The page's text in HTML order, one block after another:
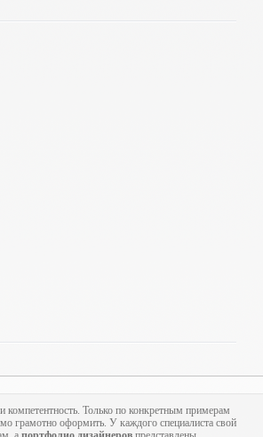
компетентность. Только по конкретным примерам
грамотно оформить. У каждого специалиста свой